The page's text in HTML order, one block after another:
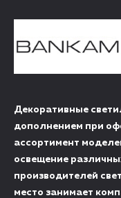
Декоративные
дополнением при
ассортимент
освещение
производителей
место занимает